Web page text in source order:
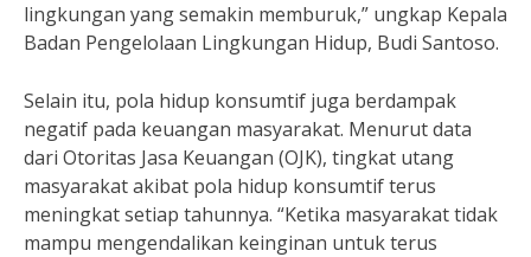
lingkungan yang semakin memburuk,” ungkap Kepala
Badan Pengelolaan Lingkungan Hidup, Budi Santoso.
Selain itu, pola hidup konsumtif juga berdampak
negatif pada keuangan masyarakat. Menurut data
dari Otoritas Jasa Keuangan (OJK), tingkat utang
masyarakat akibat pola hidup konsumtif terus
meningkat setiap tahunnya. “Ketika masyarakat tidak
mampu mengendalikan keinginan untuk terus